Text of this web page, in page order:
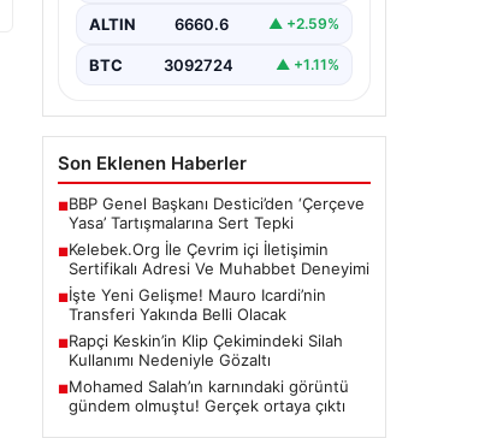
Günümüzde birçok…
ALTIN 6660.6 ▲ +2.59%
BTC 3092724 ▲ +1.11%
Son Eklenen Haberler
■BBP Genel Başkanı Destici’den ‘Çerçeve
Yasa’ Tartışmalarına Sert Tepki
■Kelebek.Org İle Çevrim içi İletişimin
Sertifikalı Adresi Ve Muhabbet Deneyimi
■İşte Yeni Gelişme! Mauro Icardi’nin
Transferi Yakında Belli Olacak
■Rapçi Keskin’in Klip Çekimindeki Silah
Kullanımı Nedeniyle Gözaltı
■Mohamed Salah’ın karnındaki görüntü
gündem olmuştu! Gerçek ortaya çıktı